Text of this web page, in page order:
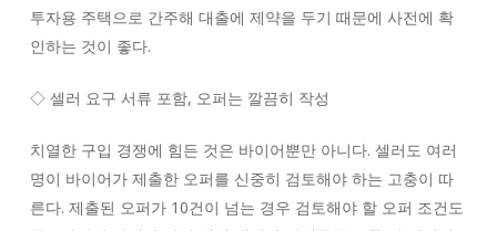
투자용 주택으로 간주해 대출에 제약을 두기 때문에 사전에 확
인하는 것이 좋다.
◇ 셀러 요구 서류 포함, 오퍼는 깔끔히 작성
치열한 구입 경쟁에 힘든 것은 바이어뿐만 아니다. 셀러도 여러
명이 바이어가 제출한 오퍼를 신중히 검토해야 하는 고충이 따
른다. 제출된 오퍼가 10건이 넘는 경우 검토해야 할 오퍼 조건도